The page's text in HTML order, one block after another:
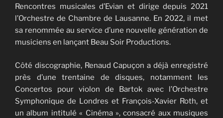
Rencontres musicales d’Evian et dirige depuis 2021
l’Orchestre de Chambre de Lausanne. En 2022, il met
sa renommée au service d’une nouvelle génération de
musiciens en lançant Beau Soir Productions.
Côté discographie, Renaud Capuçon a déjà enregistré
près d’une trentaine de disques, notamment les
Concertos pour violon de Bartok avec l’Orchestre
Symphonique de Londres et François-Xavier Roth, et
un album intitulé « Cinéma », consacré aux musiques